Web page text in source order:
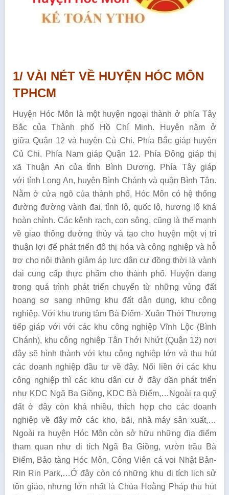
1/ VÀI NÉT VỀ HUYỆN HÓC MÔN
TPHCM
Huyện Hóc Môn là một huyện ngoại thành ở phía Tây
Bắc của Thành phố Hồ Chí Minh. Huyện nằm ở
giữa Quận 12 và huyện Củ Chi. Phía Bắc giáp huyện
Củ Chi. Phía Nam giáp Quận 12. Phía Đông giáp thị
xã Thuận An của tỉnh Bình Dương. Phía Tây giáp
với tỉnh Long An, huyện Bình Chánh và quận Bình Tân.
Nằm ở cửa ngõ của thành phố, Hóc Môn có hệ thống
đường đường vành đai, tỉnh lộ, quốc lộ, hương lộ khá
hoàn chỉnh. Các kênh rạch, con sông, cũng là thế mạnh
về giao thông đường thủy và tạo cho huyện một vị trí
thuận lợi để phát triển đô thị hóa và công nghiệp và hỗ
trợ cho nội thành giảm áp lực dân cư đồng thời là vành
đai cung cấp thực phẩm cho thành phố. Huyện đang
trong quá trình phát triển chuyển từ những vùng đất
hoang sơ sang những khu đất dân dụng, khu công
nghiệp. Với khu trung tâm Bà Điểm- Xuân Thới Thượng
tiếp giáp với với các khu công nghiệp Vĩnh Lộc (Bình
Chánh), khu công nghiệp Tân Thới Nhứt (Quận 12) nơi
đây sẽ hình thành với khu công nghiệp lớn và thu hút
các doanh nghiệp đầu tư về đây. Nối liền ới các khu
công nghiệp thì các khu dân cư ở đây dần phát triển
như KDC Ngã Ba Giồng, KDC Bà Điểm,…Ngoài ra quỹ
đất ở đây còn khá nhiều, thích hợp cho các doanh
nghiệp về đây mở các kho, bãi, nhà máy sản xuất,…
Ngoài ra huyện Hóc Môn còn sở hữu những địa điểm
tham quan như di tích Ngã Ba Giồng, vườn trầu Bà
Điểm, Bảo tàng Hóc Môn, Công Viên cá voi Nhật Bản-
Rin Rin Park,…Ở đây còn có những khu di tích lịch sử
tôn giáo, nhưng lớn nhất là Chùa Hoằng Pháp thu hút